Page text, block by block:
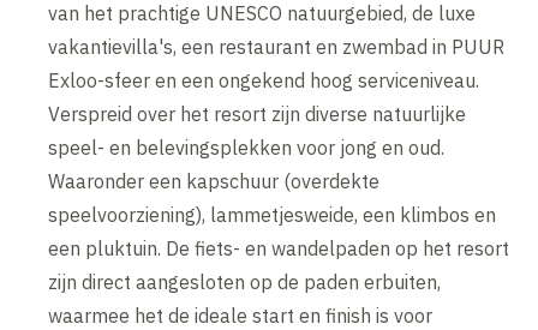
van het prachtige UNESCO natuurgebied, de luxe
vakantievilla's, een restaurant en zwembad in PUUR
Exloo-sfeer en een ongekend hoog serviceniveau.
Verspreid over het resort zijn diverse natuurlijke
speel- en belevingsplekken voor jong en oud.
Waaronder een kapschuur (overdekte
speelvoorziening), lammetjesweide, een klimbos en
een pluktuin. De fiets- en wandelpaden op het resort
zijn direct aangesloten op de paden erbuiten,
waarmee het de ideale start en finish is voor